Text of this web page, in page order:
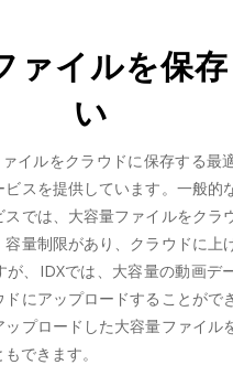
ァイルを保
い
イルをクラウドに保存する最
ビスを提供しています。一般的
スでは、大容量ファイルをクラ
容量制限があり、クラウドに上
が、IDXでは、大容量の動画デ
にアップロードすることがで
ップロードした大容量ファイル
できます。